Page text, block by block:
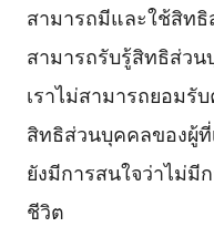
สามารถมีและใช้สิทธิ
สามารถรับรู้สิทธิส่ว
เราไม่สามารถยอมรั
สิทธิส่วนบุคคลของผู้
ยังมีการสนใจว่าไม่มี
ชีวิต